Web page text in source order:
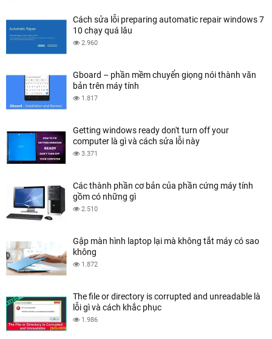
Cách sửa lỗi preparing automatic repair windows 7
10 chạy quá lâu
2.960
Gboard – phần mềm chuyển giọng nói thành văn
bản trên máy tính
1.817
Getting windows ready don't turn off your
computer là gì và cách sửa lỗi này
3.371
Các thành phần cơ bản của phần cứng máy tính
gồm có những gì
2.510
Gập màn hình laptop lại mà không tắt máy có sao
không
1.872
The file or directory is corrupted and unreadable là
lỗi gì và cách khắc phục
1.986